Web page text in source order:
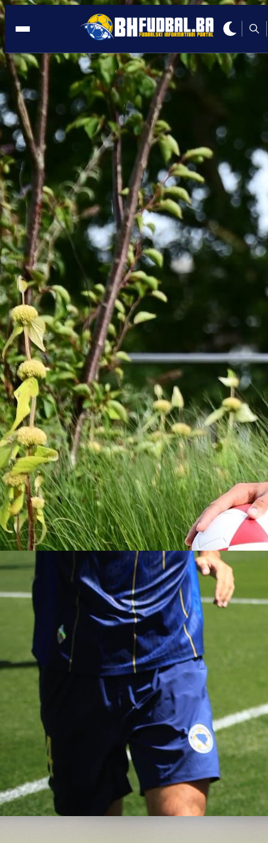
MUNDIJAL
20:53, 24.04.2026
Sergej Barbarez može donijeti veliko
bogatstvo Željezničaru!
Autor:
Redakcija
20:53, 24.04.2026